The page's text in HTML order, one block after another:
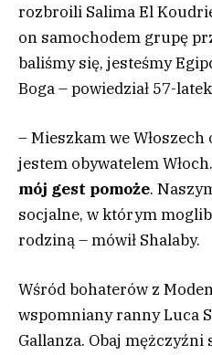
rozbroili Salima El
on samochodem grupę
baliśmy się, jesteśmy
Boga – powiedział 57-
– Mieszkam we
jestem obywatelem
mój gest pomoże.
socjalne, w którym
rodziną – mówił Shalaby.
Wśród bohaterów z
wspomniany ranny Luca
Gallanza. Obaj